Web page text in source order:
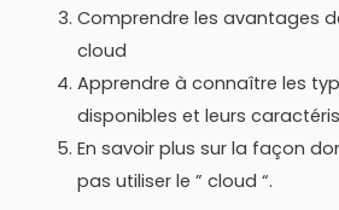
Comprendre les avantages
cloud
Apprendre à connaître les
disponibles et leurs
En savoir plus sur la façon
pas utiliser le ” cloud “.